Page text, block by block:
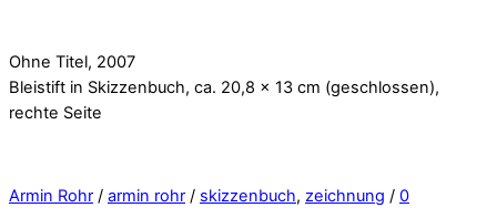
Ohne Titel, 2007
Bleistift in Skizzenbuch, ca. 20,8 x 13 cm (geschlossen),
rechte Seite
Armin Rohr / armin rohr / skizzenbuch, zeichnung / 0